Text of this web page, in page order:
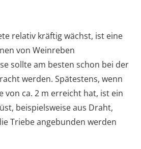
relativ kräftig wächst, ist eine
von Weinreben
sollte am besten schon bei der
werden. Spätestens, wenn
von ca. 2 m erreicht hat, ist ein
beispielsweise aus Draht,
Triebe angebunden werden